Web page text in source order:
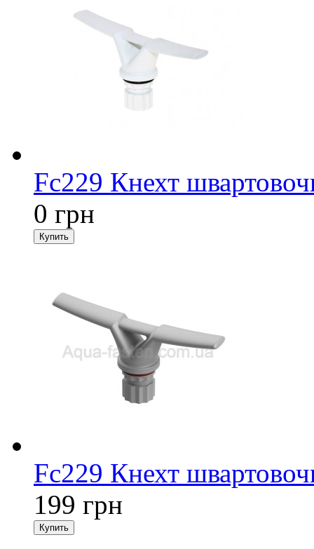
Fc229 Кнехт
0 грн
Fc229 Кнехт
199 грн